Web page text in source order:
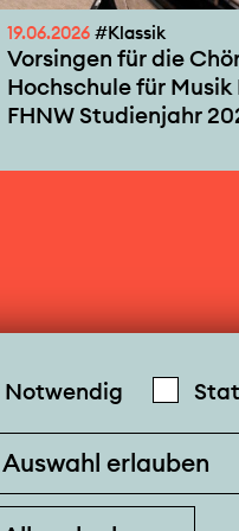
19.06.2026#Klassik
Vorsingen für die
Hochschule für Musik
FHNW Studienjahr
Notwendig
Auswahl erlauben